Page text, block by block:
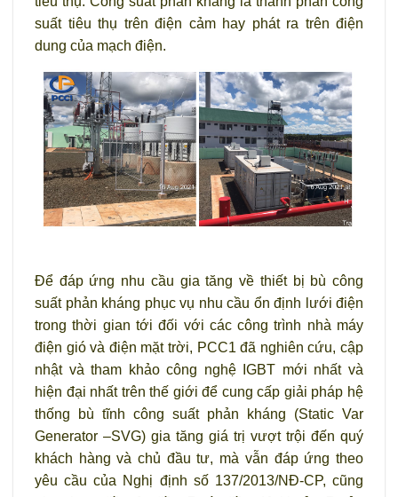
suất tiêu thụ trên điện cảm hay phát ra trên điện
dung của mạch điện.
Để đáp ứng nhu cầu gia tăng về thiết bị bù công
suất phản kháng phục vụ nhu cầu ổn định lưới điện
trong thời gian tới đối với các công trình nhà máy
điện gió và điện mặt trời, PCC1 đã nghiên cứu, cập
nhật và tham khảo công nghệ IGBT mới nhất và
hiện đại nhất trên thế giới để cung cấp giải pháp hệ
thống bù tĩnh công suất phản kháng (Static Var
Generator –SVG) gia tăng giá trị vượt trội đến quý
khách hàng và chủ đầu tư, mà vẫn đáp ứng theo
yêu cầu của Nghị định số 137/2013/NĐ-CP, cũng